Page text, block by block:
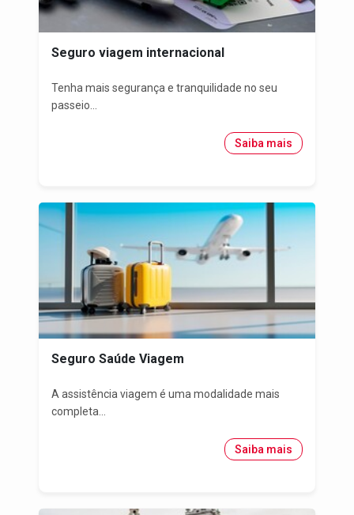
Seguro viagem internacional
Tenha mais segurança e tranquilidade no seu
passeio...
Saiba mais
Seguro Saúde Viagem
A assistência viagem é uma modalidade mais
completa...
Saiba mais